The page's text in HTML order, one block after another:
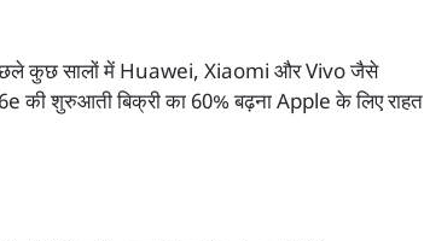
कुछ सालों में Huawei, Xiaomi और Vivo जैसे
शुरुआती बिक्री का 60% बढ़ना Apple के लिए राहत